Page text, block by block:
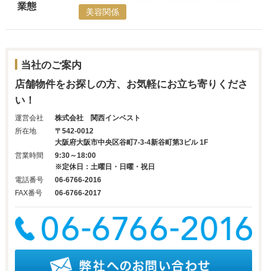
業態
美容関係
当社のご案内
店舗物件をお探しの方、お気軽にお立ち寄りくださ
い！
運営会社
株式会社 関西インベスト
所在地
〒542-0012
大阪府大阪市中央区谷町7-3-4新谷町第3ビル 1F
営業時間
9:30～18:00
※定休日：土曜日・日曜・祝日
電話番号
06-6766-2016
FAX番号
06-6766-2017